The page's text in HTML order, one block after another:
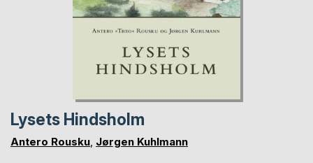
Lysets Hindsholm
Antero Rousku, Jørgen Kuhlmann